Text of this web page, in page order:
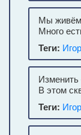
Мы
Много
Теги:
В этом
Теги: